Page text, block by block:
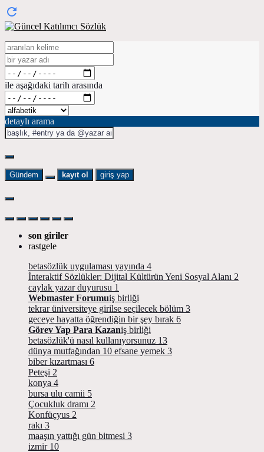
ile aşağıdaki tarih arasında
detaylı arama
Gündem kayıt ol giriş yap
son giriler
rastgele
betasözlük uygulaması yayında 4
İnteraktif Sözlükler: Dijital Kültürün Yeni Sosyal Alanı 2
caylak yazar duyurusu 1
Webmaster Forumuiş birliği
tekrar üniversiteye girilse seçilecek bölüm 3
geceye hayatta öğrendiğin bir şey bırak 6
Görev Yap Para Kazaniş birliği
betasözlük'ü nasıl kullanıyorsunuz 13
dünya mutfağından 10 efsane yemek 3
biber kızartması 6
Peteşi 2
konya 4
bursa ulu camii 5
Çocukluk dramı 2
Konfüçyus 2
rakı 3
maaşın yattığı gün bitmesi 3
izmir 10